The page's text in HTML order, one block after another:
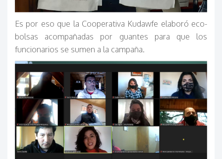
Es por eso que la Cooperativa Kudawfe elaboró eco-
bolsas acompañadas por guantes para que los
funcionarios se sumen a la campaña.